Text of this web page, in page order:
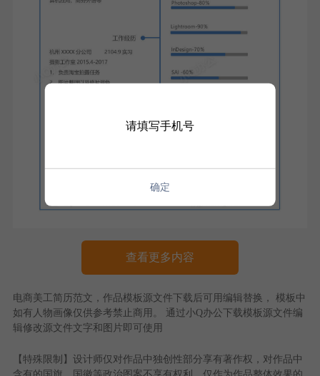
查看更多内容
电商美工简历范文 ，作品模板源文件下载后可用编辑替换， 模板中
如有人物画像仅供参考禁止商用。 通过小Q办公下载模板源文件编
辑修改源文件文字和图片即可使用
【特殊限制】设计师仅对作品中独创性部分享有著作权，对作品中
请填写手机号
确定